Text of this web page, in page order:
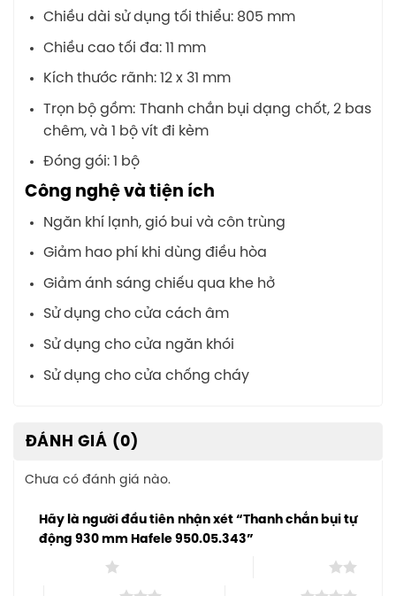
Chiều dài sử dụng tối thiểu: 805 mm
Chiều cao tối đa: 11 mm
Kích thước rãnh: 12 x 31 mm
Trọn bộ gồm: Thanh chắn bụi dạng chốt, 2 bas
chêm, và 1 bộ vít đi kèm
Đóng gói: 1 bộ
Công nghệ và tiện ích
Ngăn khí lạnh, gió bui và côn trùng
Giảm hao phí khi dùng điều hòa
Giảm ánh sáng chiếu qua khe hở
Sử dụng cho cửa cách âm
Sử dụng cho cửa ngăn khói
Sử dụng cho cửa chống cháy
ĐÁNH GIÁ (0)
Chưa có đánh giá nào.
Hãy là người đầu tiên nhận xét “Thanh chắn bụi tự
động 930 mm Hafele 950.05.343”